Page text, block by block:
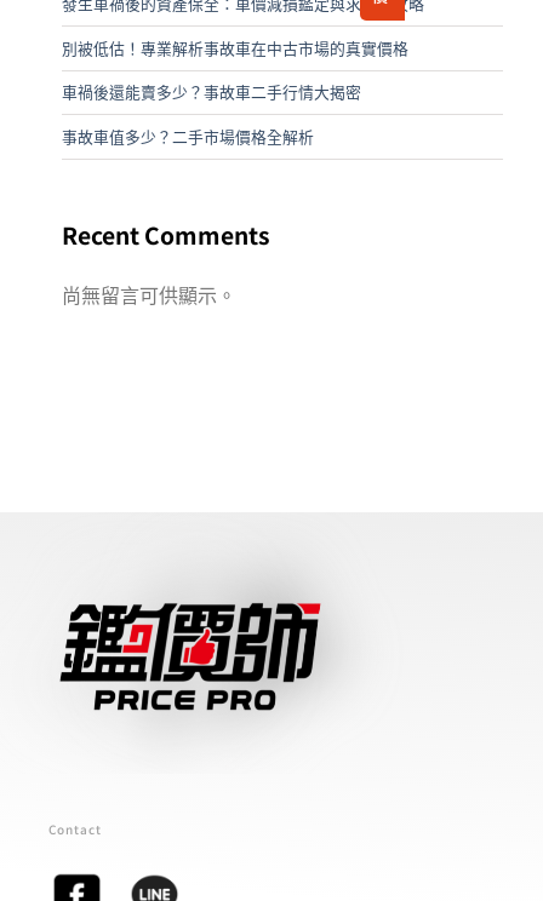
別被低估！專業解析事故車在中古市場的真實價格
車禍後還能賣多少？事故車二手行情大揭密
事故車值多少？二手市場價格全解析
Recent Comments
尚無留言可供顯示。
Contact